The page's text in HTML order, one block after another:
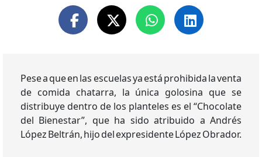
Pese a que en las escuelas ya está prohibida la venta
de comida chatarra, la única golosina que se
distribuye dentro de los planteles es el “Chocolate
del Bienestar”, que ha sido atribuido a Andrés
López Beltrán, hijo del expresidente López Obrador.